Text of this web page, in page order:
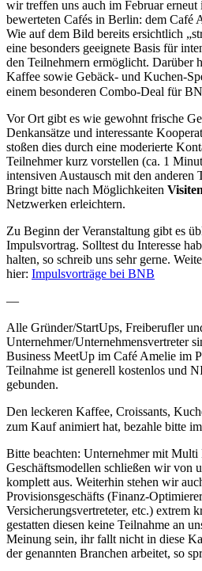
wir treffen uns auch im Februar erneut
bewerteten Cafés in Berlin: dem Café
Wie auf dem Bild bereits ersichtlich
eine besonders geeignete Basis für
den Teilnehmern ermöglicht. Darüber
Kaffee sowie Gebäck- und Kuchen-
einem besonderen Combo-Deal für
Vor Ort gibt es wie gewohnt frische
Denkansätze und interessante
stoßen dies durch eine moderierte
Teilnehmer kurz vorstellen (ca. 1
intensiven Austausch mit den anderen
Bringt bitte nach Möglichkeiten
Netzwerken erleichtern.
Zu Beginn der Veranstaltung gibt es
Impulsvortrag. Solltest du Interesse
halten, so schreib uns sehr gerne.
hier: Impulsvorträge bei BNB
—
Alle Gründer/StartUps, Freiberufler
Unternehmer/Unternehmensvertreter
Business MeetUp im Café Amelie im
Teilnahme ist generell kostenlos und
gebunden.
Den leckeren Kaffee, Croissants,
zum Kauf animiert hat, bezahle bitte
Bitte beachten: Unternehmer mit
Geschäftsmodellen schließen wir von
komplett aus. Weiterhin stehen wir
Provisionsgeschäfts (Finanz-
Versicherungsvertreteter, etc.) extrem
gestatten diesen keine Teilnahme an
Meinung sein, ihr fallt nicht in diese
der genannten Branchen arbeitet, so